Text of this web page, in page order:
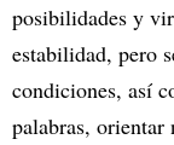
posibilidades y
estabilidad, pero
condiciones, así
palabras, orientar